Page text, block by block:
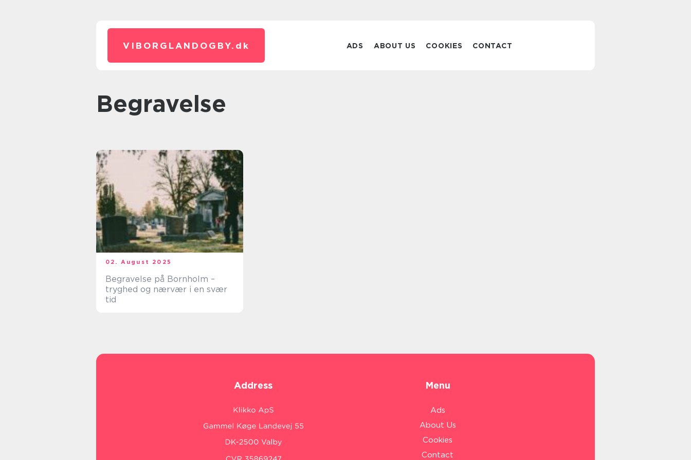
VIBORGLANDOGBY. dk ADS ABOUT US COOKIES CONTACT
Begravelse
02. August 2025
Begravelse på Bornholm –
tryghed og nærvær i en svær
tid
Address Menu
Ads
About Us
Cookies
Contact